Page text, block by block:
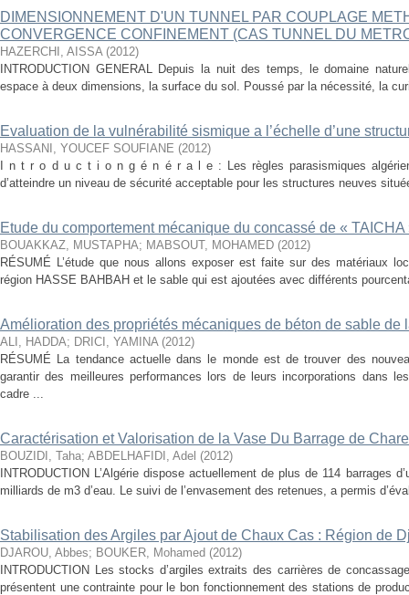
DIMENSIONNEMENT D'UN TUNNEL PAR COUPLAGE
CONVERGENCE CONFINEMENT (CAS TUNNEL DU
HAZERCHI, AISSA (2012)
INTRODUCTION GENERAL Depuis la nuit des temps, le domaine
espace à deux dimensions, la surface du sol. Poussé par la nécessité, la
Evaluation de la vulnérabilité sismique a l’échelle d’une
HASSANI, YOUCEF SOUFIANE (2012)
I n t r o d u c t i o n g é n é r a l e : Les règles parasismiques
d’atteindre un niveau de sécurité acceptable pour les structures neuves
Etude du comportement mécanique du concassé de «
BOUAKKAZ, MUSTAPHA; MABSOUT, MOHAMED (2012)
RÉSUMÉ L’étude que nous allons exposer est faite sur des matériaux
région HASSE BAHBAH et le sable qui est ajoutées avec différents
Amélioration des propriétés mécaniques de béton de sable de
ALI, HADDA; DRICI, YAMINA (2012)
RÉSUMÉ La tendance actuelle dans le monde est de trouver des
garantir des meilleures performances lors de leurs incorporations dans
cadre ...
Caractérisation et Valorisation de la Vase Du Barrage de
BOUZIDI, Taha; ABDELHAFIDI, Adel (2012)
INTRODUCTION L’Algérie dispose actuellement de plus de 114 barrages
milliards de m3 d’eau. Le suivi de l’envasement des retenues, a permis
Stabilisation des Argiles par Ajout de Chaux Cas : Région de
DJAROU, Abbes; BOUKER, Mohamed (2012)
INTRODUCTION Les stocks d’argiles extraits des carrières de
présentent une contrainte pour le bon fonctionnement des stations de